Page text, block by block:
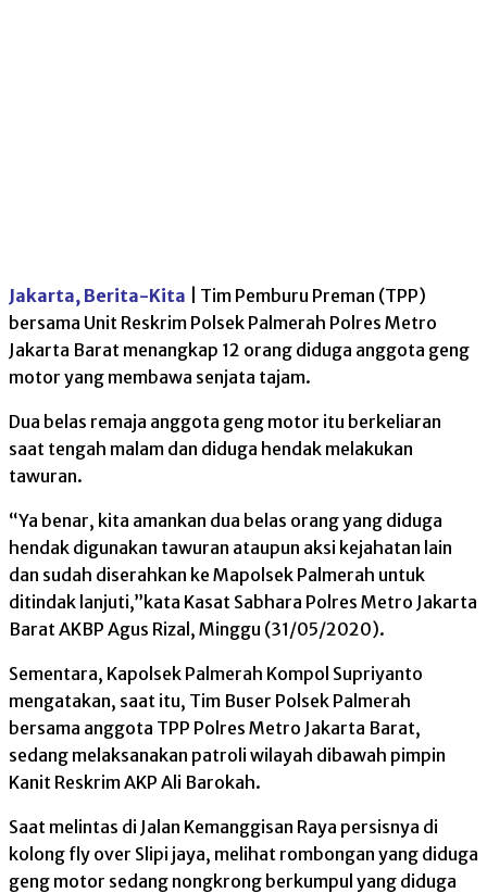
Jakarta, Berita-Kita | Tim Pemburu Preman (TPP)
bersama Unit Reskrim Polsek Palmerah Polres Metro
Jakarta Barat menangkap 12 orang diduga anggota geng
motor yang membawa senjata tajam.
Dua belas remaja anggota geng motor itu berkeliaran
saat tengah malam dan diduga hendak melakukan
tawuran.
“Ya benar, kita amankan dua belas orang yang diduga
hendak digunakan tawuran ataupun aksi kejahatan lain
dan sudah diserahkan ke Mapolsek Palmerah untuk
ditindak lanjuti,”kata Kasat Sabhara Polres Metro Jakarta
Barat AKBP Agus Rizal, Minggu (31/05/2020).
Sementara, Kapolsek Palmerah Kompol Supriyanto
mengatakan, saat itu, Tim Buser Polsek Palmerah
bersama anggota TPP Polres Metro Jakarta Barat,
sedang melaksanakan patroli wilayah dibawah pimpin
Kanit Reskrim AKP Ali Barokah.
Saat melintas di Jalan Kemanggisan Raya persisnya di
kolong fly over Slipi jaya, melihat rombongan yang diduga
geng motor sedang nongkrong berkumpul yang diduga